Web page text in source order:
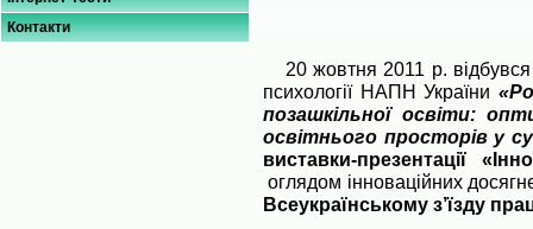
Контакти
20 жовтня 2011 р. відбувся
психології НАПН України
позашкільної освіти:
освітнього просторів у
виставки-презентації
оглядом інноваційних
Всеукраїнському з’їзду